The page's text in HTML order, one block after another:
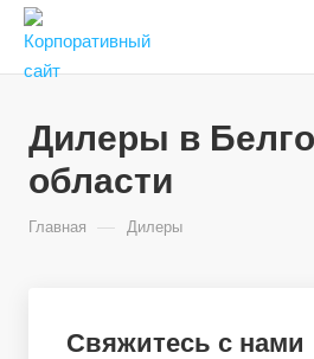
Дилеры в
области
Главная — Дилеры
Свяжитесь с нами